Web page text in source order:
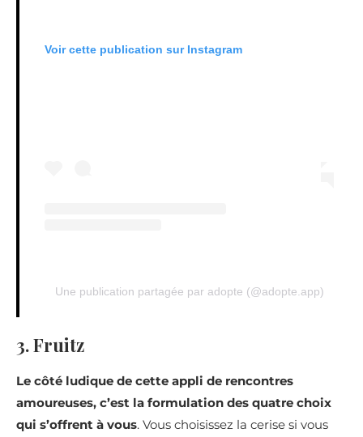
Voir cette publication sur Instagram
Une publication partagée par adopte (@adopte.app)
3. Fruitz
Le côté ludique de cette appli de rencontres
amoureuses, c’est la formulation des quatre choix
qui s’offrent à vous. Vous choisissez la cerise si vous